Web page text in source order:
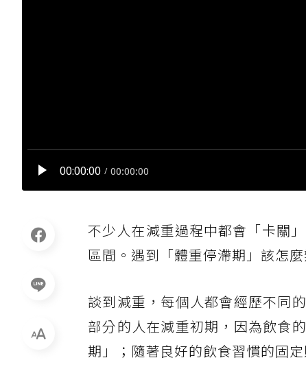
不少人在減重過程中都會「卡關
區間。遇到「體重停滯期」該怎
談到減重，每個人都會經歷不同
部分的人在減重初期，因為飲食
期」；隨著良好的飲食習慣的固